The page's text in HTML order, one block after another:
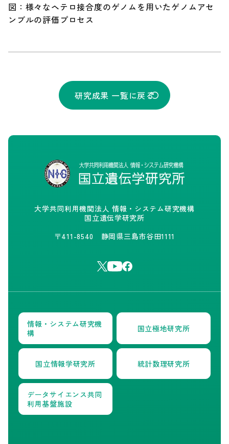
図：様々なヘテロ接合度のゲノムを用いたゲノムアセ
ンブルの評価プロセス
研究成果 一覧に戻る
大学共同利用機関法人 情報・システム研究機構
国立遺伝学研究所
〒411-8540 静岡県三島市谷田1111
情報・システム研究機
構
国立極地研究所
国立情報学研究所 統計数理研究所
データサイエンス共同
利用基盤施設